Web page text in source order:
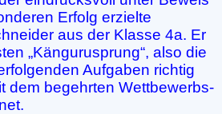
Erfolg erzielte
aus der Klasse 4a. Er
„Kängurusprung“, also die
Aufgaben richtig
dem begehrten Wettbewerbs-